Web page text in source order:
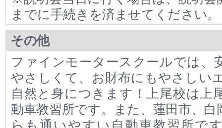
までに手続きを済ませてください。
その他
ファインモータースクールでは、
やさしくて、お財布にもやさしい
自然と身につきます！上尾校は上
動車教習所です。また、蓮田市、白